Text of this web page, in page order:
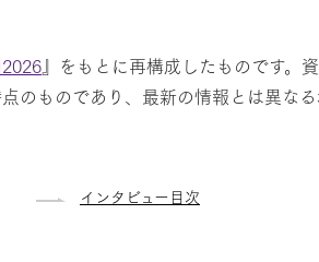
』をもとに再構成したものです。
のものであり、最新の情報とは異なる
インタビュー目次